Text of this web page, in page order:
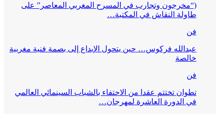
(“مخرجون وتجارب في المسرح المغربي المعاصر” على
طاولة النقاش في المكتبة…
فن
عبدالله فركوس… حين يتحول الإبداع إلى بصمة فنية مغربية
خالصة
فن
تطوان تختتم عقدا من الاحتفاء بالشباب السينمائي العالمي
في الدورة العاشرة لمهرجان…